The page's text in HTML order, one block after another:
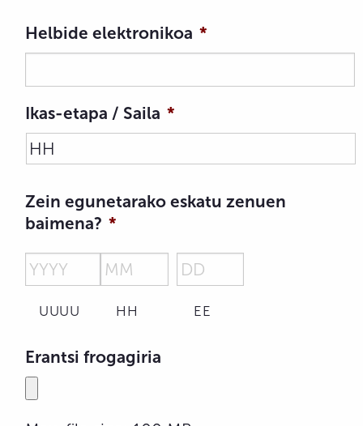
Helbide elektronikoa *
Ikas-etapa / Saila *
Zein egunetarako eskatu zenuen
baimena? *
UUUU HH EE
Erantsi frogagiria